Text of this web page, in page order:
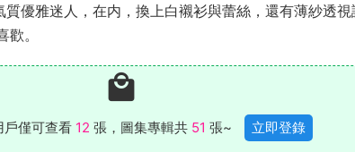
優雅迷人，在内，換上白襯衫與蕾絲，還有薄紗透
。
戶僅可查看 12 張，圖集專輯共 51 張~ 立即登錄